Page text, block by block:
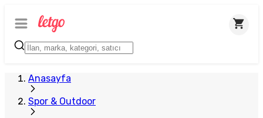
Anasayfa
Spor & Outdoor